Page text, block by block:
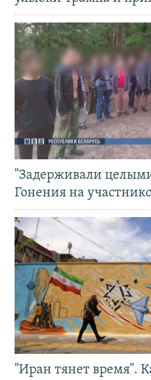
"Задерживали
Гонения на
"Иран тянет время".